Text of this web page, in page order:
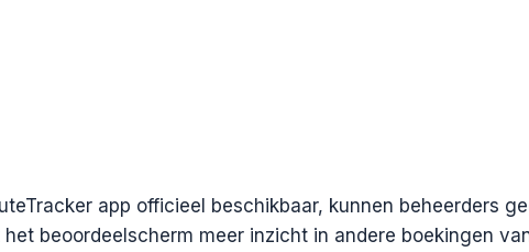
app officieel beschikbaar, kunnen beheerders
beoordeelscherm meer inzicht in andere boekingen